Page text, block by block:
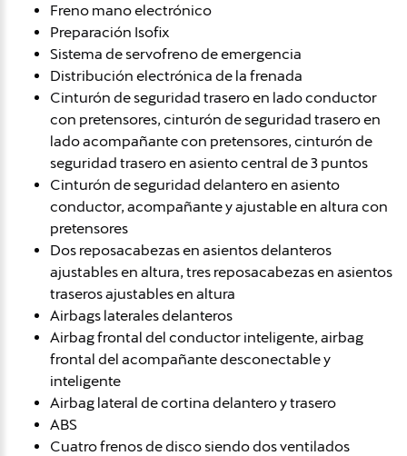
Freno mano electrónico
Preparación Isofix
Sistema de servofreno de emergencia
Distribución electrónica de la frenada
Cinturón de seguridad trasero en lado conductor
con pretensores, cinturón de seguridad trasero en
lado acompañante con pretensores, cinturón de
seguridad trasero en asiento central de 3 puntos
Cinturón de seguridad delantero en asiento
conductor, acompañante y ajustable en altura con
pretensores
Dos reposacabezas en asientos delanteros
ajustables en altura, tres reposacabezas en asientos
traseros ajustables en altura
Airbags laterales delanteros
Airbag frontal del conductor inteligente, airbag
frontal del acompañante desconectable y
inteligente
Airbag lateral de cortina delantero y trasero
ABS
Cuatro frenos de disco siendo dos ventilados